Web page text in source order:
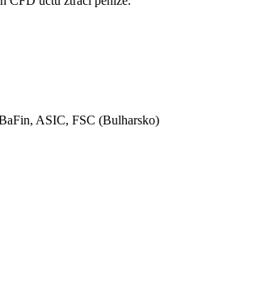
ASIC, FSC (Bulharsko)